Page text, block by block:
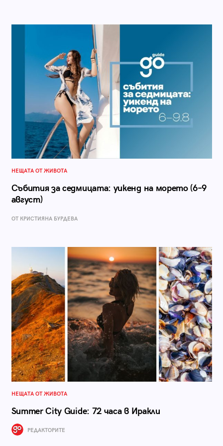
НЕЩАТА ОТ ЖИВОТА
Събития за седмицата: уикенд на морето (6–9
август)
ОТ КРИСТИЯНА БУРДЕВА
НЕЩАТА ОТ ЖИВОТА
Summer City Guide: 72 часа в Иракли
РЕДАКТОРИТЕ